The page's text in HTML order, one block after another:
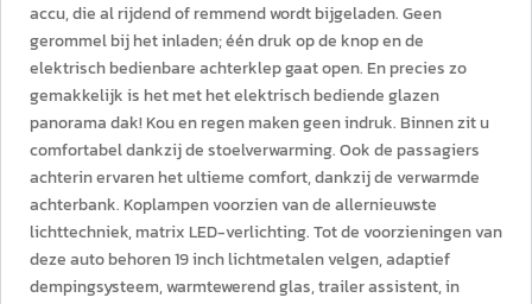
accu, die al rijdend of remmend wordt bijgeladen. Geen
gerommel bij het inladen; één druk op de knop en de
elektrisch bedienbare achterklep gaat open. En precies zo
gemakkelijk is het met het elektrisch bediende glazen
panorama dak! Kou en regen maken geen indruk. Binnen zit u
comfortabel dankzij de stoelverwarming. Ook de passagiers
achterin ervaren het ultieme comfort, dankzij de verwarmde
achterbank. Koplampen voorzien van de allernieuwste
lichttechniek, matrix LED-verlichting. Tot de voorzieningen van
deze auto behoren 19 inch lichtmetalen velgen, adaptief
dempingsysteem, warmtewerend glas, trailer assistent, in